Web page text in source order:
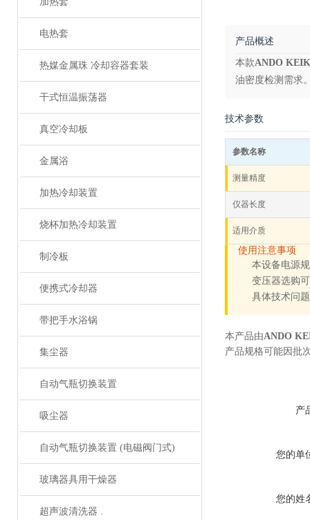
电热套
热媒金属珠 冷却容器套装
干式恒温振荡器
真空冷却板
金属浴
加热冷却装置
烧杯加热冷却装置
制冷板
便携式冷却器
带把手水浴锅
集尘器
自动气瓶切换装置
吸尘器
自动气瓶切换装置 (电磁阀门式)
玻璃器具用干燥器
超声波清洗器 .
产品概述
本款ANDO
油密度检测需求
技术参数
参数名称
测量精度
仪器长度
适用介质
使用注意事项
本设备电源
变压器选购
具体技术问
本产品由ANDO
产品规格可能因批
产
您的单
您的姓